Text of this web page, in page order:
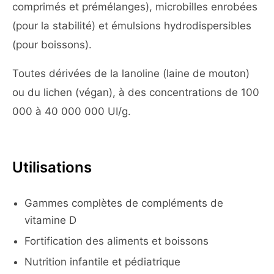
comprimés et prémélanges), microbilles enrobées
(pour la stabilité) et émulsions hydrodispersibles
(pour boissons).
Toutes dérivées de la lanoline (laine de mouton)
ou du lichen (végan), à des concentrations de 100
000 à 40 000 000 UI/g.
Utilisations
Gammes complètes de compléments de
vitamine D
Fortification des aliments et boissons
Nutrition infantile et pédiatrique